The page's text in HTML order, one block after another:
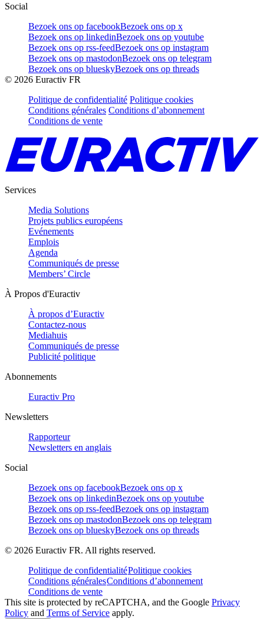
Social
Bezoek ons op facebookBezoek ons op x
Bezoek ons op linkedinBezoek ons op youtube
Bezoek ons op rss-feedBezoek ons op instagram
Bezoek ons op mastodonBezoek ons op telegram
Bezoek ons op blueskyBezoek ons op threads
© 2026 Euractiv FR
Politique de confidentialité Politique cookies
Conditions générales Conditions d’abonnement
Conditions de vente
Services
Media Solutions
Projets publics européens
Evénements
Emplois
Agenda
Communiqués de presse
Members’ Circle
À Propos d'Euractiv
À propos d’Euractiv
Contactez-nous
Mediahuis
Communiqués de presse
Publicité politique
Abonnements
Euractiv Pro
Newsletters
Rapporteur
Newsletters en anglais
Social
Bezoek ons op facebookBezoek ons op x
Bezoek ons op linkedinBezoek ons op youtube
Bezoek ons op rss-feedBezoek ons op instagram
Bezoek ons op mastodonBezoek ons op telegram
Bezoek ons op blueskyBezoek ons op threads
© 2026 Euractiv FR. All rights reserved.
Politique de confidentialitéPolitique cookies
Conditions généralesConditions d’abonnement
Conditions de vente
This site is protected by reCAPTCHA, and the Google Privacy
Policy and Terms of Service apply.